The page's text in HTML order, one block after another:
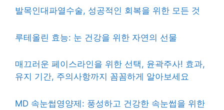
발목인대파열수술, 성공적인 회복을 위한 모든 것
루테올린 효능: 눈 건강을 위한 자연의 선물
매끄러운 페이스라인을 위한 선택, 윤곽주사! 효과,
유지 기간, 주의사항까지 꼼꼼하게 알아보세요
MD 속눈썹영양제: 풍성하고 건강한 속눈썹을 위한